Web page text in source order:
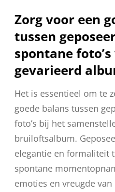
Zorg voor een
tussen
spontane
gevarieerd
Het is essentieel om te
goede balans tussen
foto’s bij het
bruiloftsalbum.
elegantie en formaliteit
spontane
emoties en vreugde